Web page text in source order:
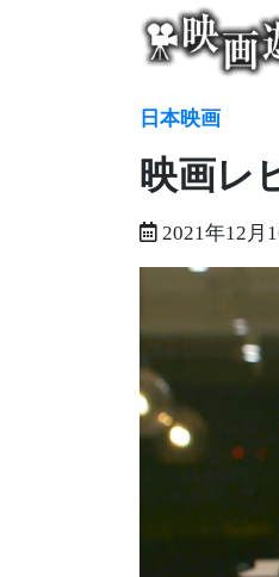
日本映画
映画レ
2021年12月